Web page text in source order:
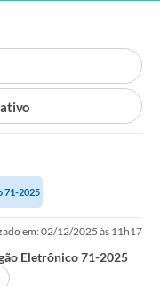
71-2025
em: 02/12/2025 às 11h17
Eletrônico 71-2025